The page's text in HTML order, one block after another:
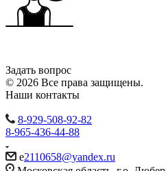
Задать вопрос
© 2026 Все права защищены.
Наши контакты
8-929-508-92-82
8-965-436-44-88
e2110658@yandex.ru